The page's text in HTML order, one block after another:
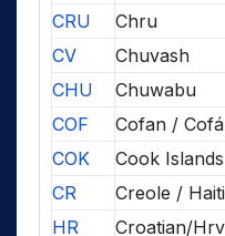
CRU
Chru
CV
Chuvash
CHU
Chuwabu
COF
Cofan /
COK
Cook
CR
Creole /
HR
Croatian/